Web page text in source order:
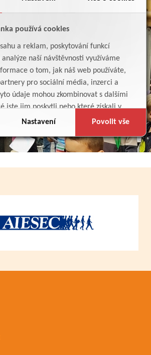
používá cookies
a reklam, poskytování funkcí
naší návštěvnosti využíváme
o tom, jak náš web používáte,
pro sociální média, inzerci a
údaje mohou zkombinovat s dalšími
jste jim poskytli nebo které získali v
jejich služby.
Nastavení Povolit vše
Zpět